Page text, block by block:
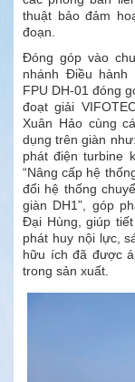
thuật bảo đảm
đoạn.
Đóng góp vào
nhánh Điều hành
FPU DH-01 đóng
đoạt giải
Xuân Hảo cùng
dụng trên giàn
phát điện turbine
“Nâng cấp hệ
đổi hệ thống
giàn DH1”, góp
Đại Hùng, giúp
phát huy nội lực,
hữu ích đã được
trong sản xuất.